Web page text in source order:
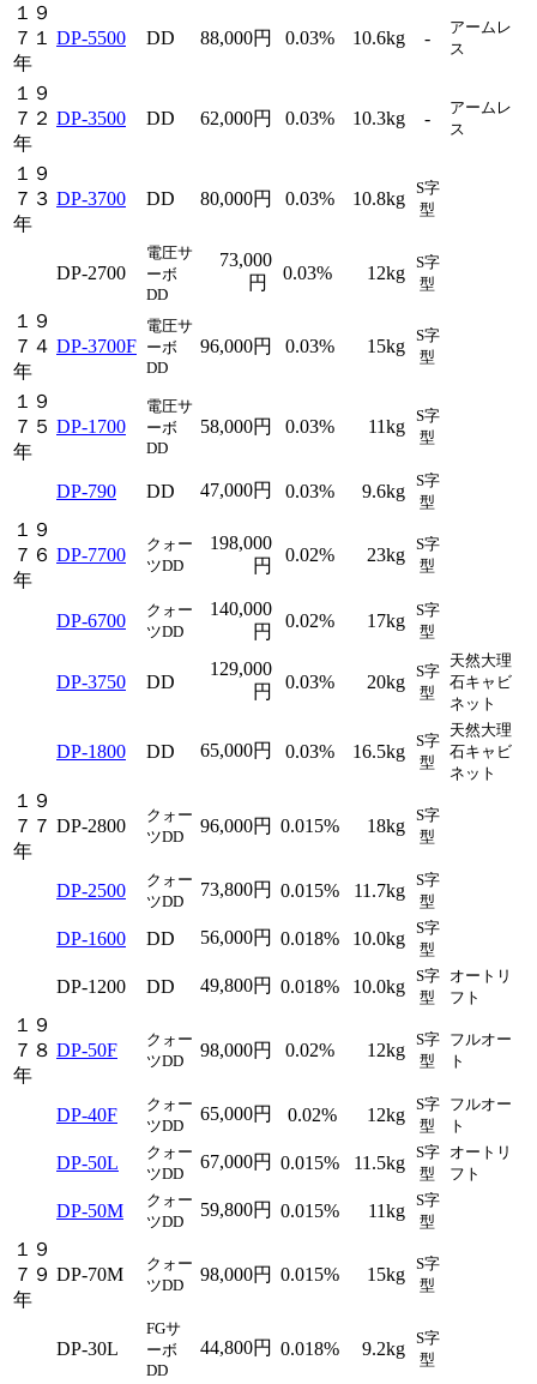
１９
７１
年
DP-5500 DD 88,000円 0.03% 10.6kg -
アームレ
ス
１９
７２
年
DP-3500 DD 62,000円 0.03% 10.3kg -
アームレ
ス
１９
７３
年
DP-3700 DD 80,000円 0.03% 10.8kg
S字
型
DP-2700
電圧サ
ーボ
DD
73,000
円
0.03% 12kg
S字
型
１９
７４
年
DP-3700F
電圧サ
ーボ
DD
96,000円 0.03% 15kg
S字
型
１９
７５
年
DP-1700
電圧サ
ーボ
DD
58,000円 0.03% 11kg
S字
型
DP-790 DD 47,000円 0.03% 9.6kg
S字
型
１９
７６
年
DP-7700
クォー
ツDD
198,000
円
0.02% 23kg
S字
型
DP-6700
クォー
ツDD
140,000
円
0.02% 17kg
S字
型
DP-3750 DD
129,000
円
0.03% 20kg
S字
型
天然大理
石キャビ
ネット
DP-1800 DD 65,000円 0.03% 16.5kg
S字
型
天然大理
石キャビ
ネット
１９
７７
年
DP-2800
クォー
ツDD
96,000円 0.015% 18kg
S字
型
DP-2500
クォー
ツDD
73,800円 0.015% 11.7kg
S字
型
DP-1600 DD 56,000円 0.018% 10.0kg
S字
型
DP-1200 DD 49,800円 0.018% 10.0kg
S字
型
オートリ
フト
１９
７８
年
DP-50F
クォー
ツDD
98,000円 0.02% 12kg
S字
型
フルオー
ト
DP-40F
クォー
ツDD
65,000円 0.02% 12kg
S字
型
フルオー
ト
DP-50L
クォー
ツDD
67,000円 0.015% 11.5kg
S字
型
オートリ
フト
DP-50M
クォー
ツDD
59,800円 0.015% 11kg
S字
型
１９
７９
年
DP-70M
クォー
ツDD
98,000円 0.015% 15kg
S字
型
DP-30L
FGサ
ーボ
DD
44,800円 0.018% 9.2kg
S字
型